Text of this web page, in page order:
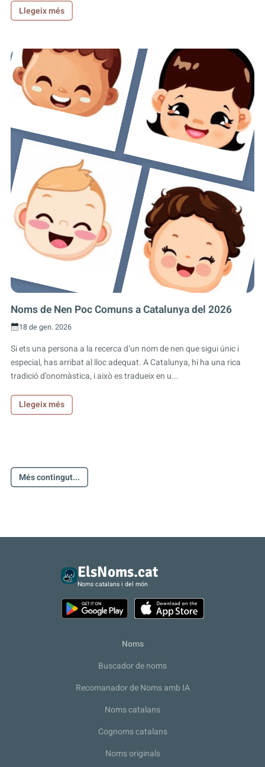
Llegeix més
Noms de Nen Poc Comuns a Catalunya del 2026
18 de gen. 2026
Si ets una persona a la recerca d’un nom de nen que sigui únic i
especial, has arribat al lloc adequat. A Catalunya, hi ha una rica
tradició d’onomàstica, i això es tradueix en u...
Llegeix més
Més contingut...
ElsNoms.cat
Noms catalans i del món
Noms
Buscador de noms
Recomanador de Noms amb IA
Noms catalans
Cognoms catalans
Noms originals